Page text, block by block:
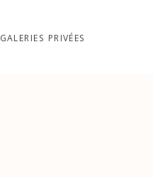
GALERIES PRIVÉES